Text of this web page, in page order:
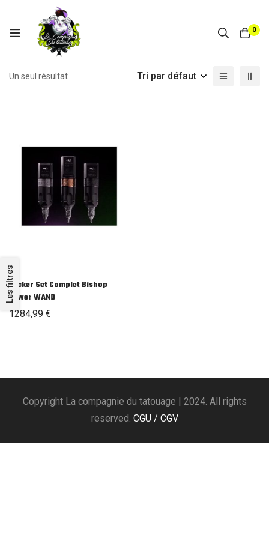
0
Les filtres
Un seul résultat Tri par défaut
Packer Set Complet Bishop
Power WAND
1284,99 €
Copyright La compagnie du tatouage | 2024. All rights
reserved. CGU / CGV